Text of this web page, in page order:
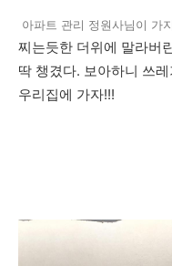
아파트 관리 정원사님이 가
찌는듯한 더위에 말라버
딱 챙겼다. 보아하니 쓰
우리집에 가자!!!